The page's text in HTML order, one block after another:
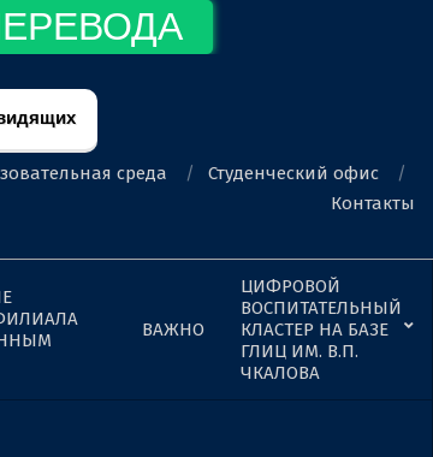
среда
Студенческий офис
Контакты
ВАЖНО
ЦИФРОВОЙ
ВОСПИТАТЕЛЬНЫЙ
КЛАСТЕР НА БАЗЕ
ГЛИЦ ИМ. В.П.
ЧКАЛОВА